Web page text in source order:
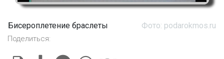
Бисероплетение браслеты Фото: podarokmos.ru
Поделиться: